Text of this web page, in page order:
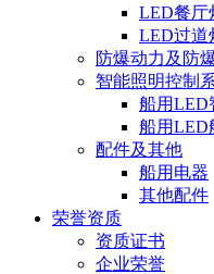
LED餐厅
LED过道
防爆动力及防
智能照明控制
船用LED
船用LED
配件及其他
船用电器
其他配件
荣誉资质
资质证书
企业荣誉